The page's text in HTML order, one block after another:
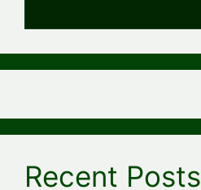
Recent Posts